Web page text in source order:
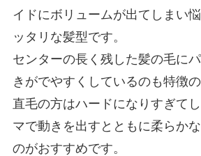
イドにボリュームが出てしまい
ッタリな髪型です。
センターの長く残した髪の毛に
きがでやすくしているのも特徴の
直毛の方はハードになりすぎて
マで動きを出すとともに柔らか
のがおすすめです。